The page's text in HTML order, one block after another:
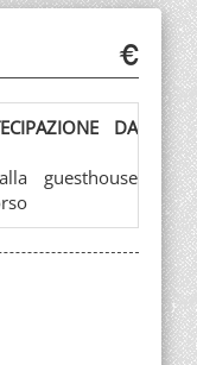
DA
guesthouse